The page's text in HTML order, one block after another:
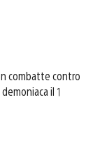
combatte contro
il 1